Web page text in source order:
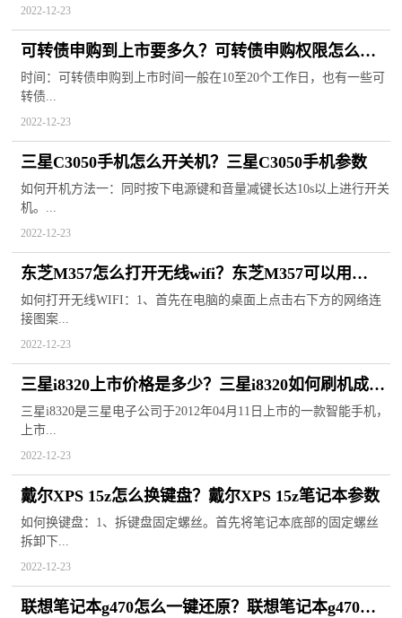
2022-12-23
可转债申购到上市要多久？可转债申购权限怎么开
通？
时间：可转债申购到上市时间一般在10至20个工作日，也有一些可
转债...
2022-12-23
三星C3050手机怎么开关机？三星C3050手机参数
如何开机方法一：同时按下电源键和音量减键长达10s以上进行开关
机。...
2022-12-23
东芝M357怎么打开无线wifi？东芝M357可以用
DDR3的内存吗？
如何打开无线WIFI：1、首先在电脑的桌面上点击右下方的网络连
接图案...
2022-12-23
三星i8320上市价格是多少？三星i8320如何刷机成安
卓？
三星i8320是三星电子公司于2012年04月11日上市的一款智能手机，
上市...
2022-12-23
戴尔XPS 15z怎么换键盘？戴尔XPS 15z笔记本参数
如何换键盘：1、拆键盘固定螺丝。首先将笔记本底部的固定螺丝
拆卸下...
2022-12-23
联想笔记本g470怎么一键还原？联想笔记本g470配